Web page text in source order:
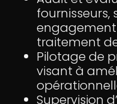
fournisseurs,
traitement
Pilotage de
visant à
Supervision